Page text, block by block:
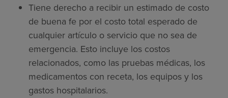
Tiene derecho a recibir un estimado de costo
de buena fe por el costo total esperado de
cualquier artículo o servicio que no sea de
emergencia. Esto incluye los costos
relacionados, como las pruebas médicas, los
medicamentos con receta, los equipos y los
gastos hospitalarios.